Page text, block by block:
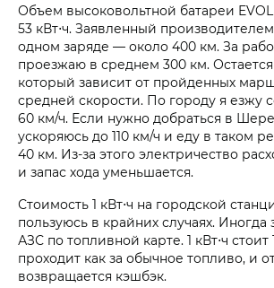
Объем высоковольтной батареи
53 кВт⋅ч. Заявленный
одном заряде — около 400 км. За
проезжаю в среднем 300 км. Остается
который зависит от пройденных
средней скорости. По городу я езжу
60 км/ч. Если нужно добраться в
ускоряюсь до 110 км/ч и еду в таком
40 км. Из-за этого электричество
и запас хода уменьшается.
Стоимость 1 кВт⋅ч на городской
пользуюсь в крайних случаях. Иногда
АЗС по топливной карте. 1 кВт⋅ч стоит
проходит как за обычное топливо, и
возвращается кэшбэк.